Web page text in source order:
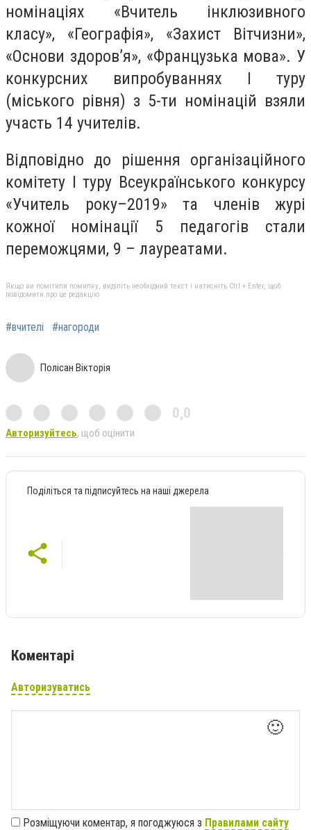
номінаціях «Вчитель інклюзивного
класу», «Географія», «Захист Вітчизни»,
«Основи здоров’я», «Французька мова». У
конкурсних випробуваннях І туру
(міського рівня) з 5-ти номінацій взяли
участь 14 учителів.
Відповідно до рішення організаційного
комітету І туру Всеукраїнського конкурсу
«Учитель року–2019» та членів журі
кожної номінації 5 педагогів стали
переможцями, 9 – лауреатами.
Якщо ви помітили помилку, виділіть необхідний текст і натисніть Ctrl + Enter, щоб
повідомити про це редакцію
#вчителі #нагороди
Полісан Вікторія
0,0
Авторизуйтесь, щоб оцінити
Поділіться та підписуйтесь на наші джерела
Коментарі
Авторизуватись
🙂
Розміщуючи коментар, я погоджуюся з Правилами сайту